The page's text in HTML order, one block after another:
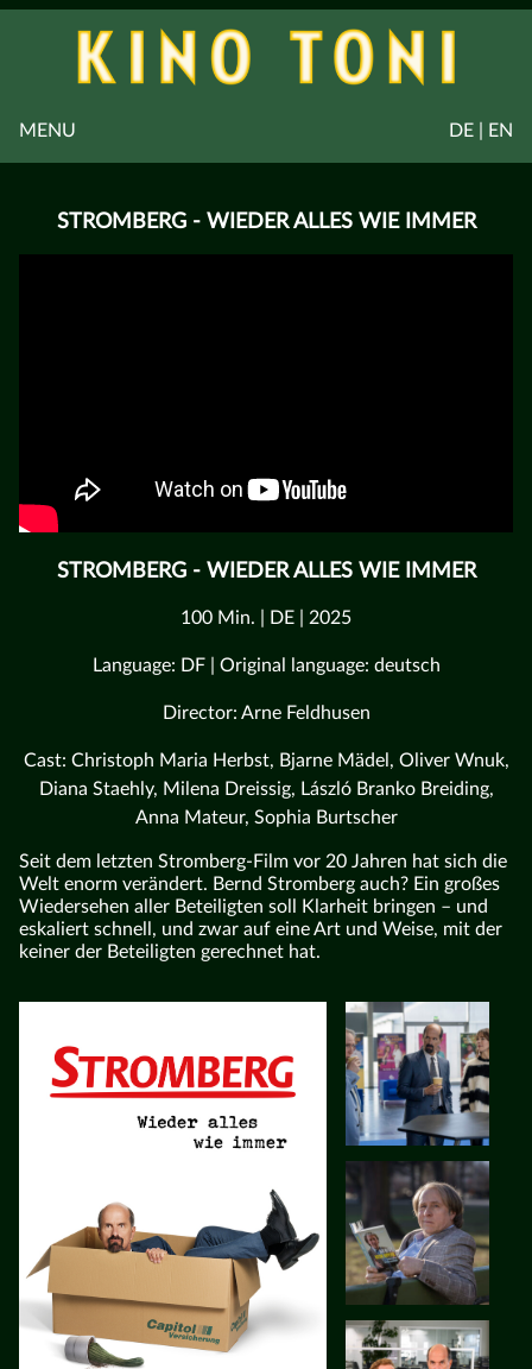
DE | EN
MENU
STROMBERG - WIEDER ALLES WIE IMMER
STROMBERG - WIEDER ALLES WIE IMMER
100 Min. | DE | 2025
Language: DF | Original language: deutsch
Director: Arne Feldhusen
Cast: Christoph Maria Herbst, Bjarne Mädel, Oliver Wnuk,
Diana Staehly, Milena Dreissig, László Branko Breiding,
Anna Mateur, Sophia Burtscher
Seit dem letzten Stromberg-Film vor 20 Jahren hat sich die
Welt enorm verändert. Bernd Stromberg auch? Ein großes
Wiedersehen aller Beteiligten soll Klarheit bringen – und
eskaliert schnell, und zwar auf eine Art und Weise, mit der
keiner der Beteiligten gerechnet hat.